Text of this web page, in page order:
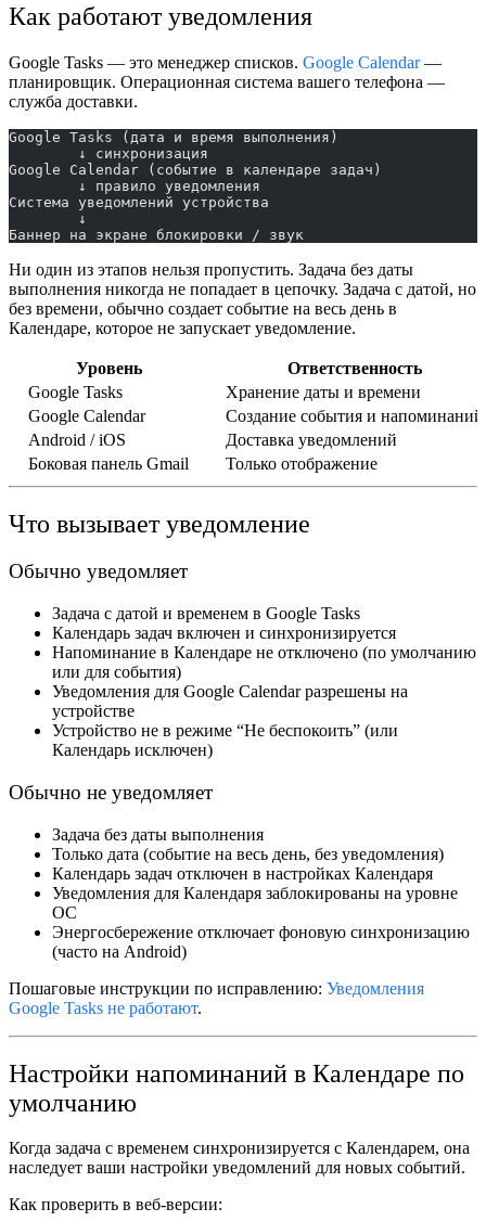
Как работают уведомления
Google Tasks — это менеджер списков. Google Calendar—
планировщик. Операционная система вашего телефона —
служба доставки.
Google Tasks (дата и время выполнения)
        ↓ синхронизация
Google Calendar (событие в календаре задач)
        ↓ правило уведомления
Система уведомлений устройства
        ↓
Баннер на экране блокировки / звук
Ни один из этапов нельзя пропустить. Задача без даты
выполнения никогда не попадает в цепочку. Задача с датой, но
без времени, обычно создает событие на весь день в
Календаре, которое не запускает уведомление.
Уровень
Ответственность
Google Tasks
Хранение даты и времени
Google Calendar
Создание события и напоминаний
Android / iOS
Доставка уведомлений
Боковая панель Gmail
Только отображение
Что вызывает уведомление
Обычно уведомляет
Задача с датой и временем в Google Tasks
Календарь задач включен и синхронизируется
Напоминание в Календаре не отключено (по умолчанию
или для события)
Уведомления для Google Calendarразрешены на
устройстве
Устройство не в режиме “Не беспокоить” (или
Календарь исключен)
Обычно не уведомляет
Задача без даты выполнения
Только дата (событие на весь день, без уведомления)
Календарь задач отключен в настройках Календаря
Уведомления для Календаря заблокированы на уровне
ОС
Энергосбережение отключает фоновую синхронизацию
(часто на Android)
Пошаговые инструкции по исправлению: Уведомления
Google Tasks не работают.
Настройки напоминаний в Календаре по
умолчанию
Когда задача с временем синхронизируется с Календарем, она
наследует ваши настройки уведомлений для новых событий.
Как проверить в веб-версии: